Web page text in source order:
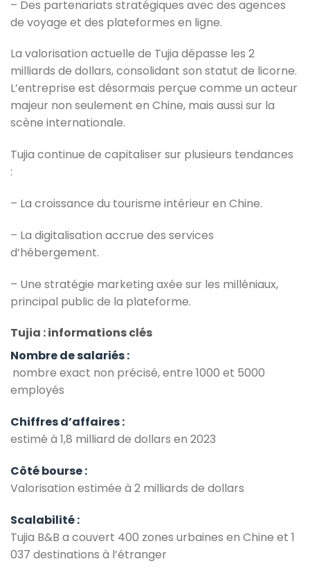
– Des partenariats stratégiques avec des agences
de voyage et des plateformes en ligne.
La valorisation actuelle de Tujia dépasse les 2
milliards de dollars, consolidant son statut de licorne.
L’entreprise est désormais perçue comme un acteur
majeur non seulement en Chine, mais aussi sur la
scène internationale.
Tujia continue de capitaliser sur plusieurs tendances
:
– La croissance du tourisme intérieur en Chine.
– La digitalisation accrue des services
d’hébergement.
– Une stratégie marketing axée sur les milléniaux,
principal public de la plateforme.
Tujia : informations clés
Nombre de salariés :
nombre exact non précisé, entre 1000 et 5000
employés
Chiffres d’affaires :
estimé à 1,8 milliard de dollars en 2023
Côté bourse :
Valorisation estimée à 2 milliards de dollars
Scalabilité :
Tujia B&B a couvert 400 zones urbaines en Chine et 1
037 destinations à l’étranger